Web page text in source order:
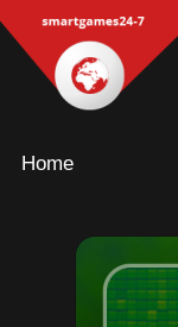
Home